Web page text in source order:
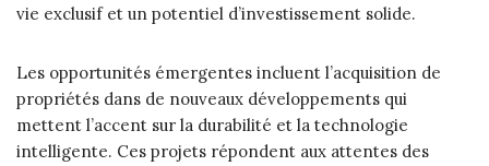
vie exclusif et un potentiel d’investissement solide.
Les opportunités émergentes incluent l’acquisition de
propriétés dans de nouveaux développements qui
mettent l’accent sur la durabilité et la technologie
intelligente. Ces projets répondent aux attentes des